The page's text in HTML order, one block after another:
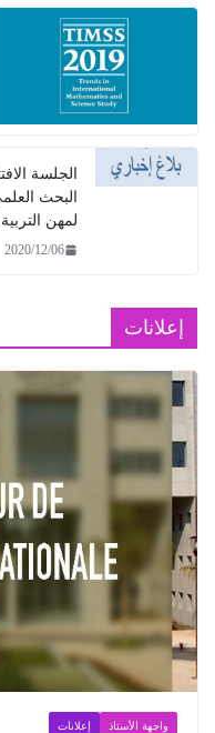
الجلسة
البحث
لمهن
2020/12/06
إعلانات
واجهة الأستاذ إعلانات